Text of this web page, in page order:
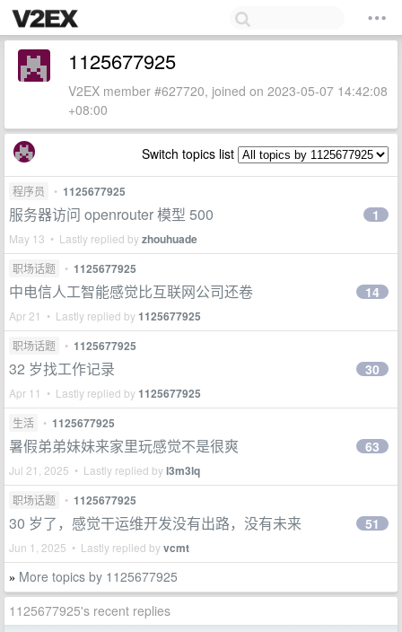
1125677925
V2EX member #627720, joined on 2023-05-07 14:42:08
+08:00
Switch topics list
程序员 • 1125677925
服务器访问 openrouter 模型 500
May 13 • Lastly replied byzhouhuade
1
职场话题 • 1125677925
中电信人工智能感觉比互联网公司还卷
Apr 21 • Lastly replied by1125677925
14
职场话题 • 1125677925
32 岁找工作记录
Apr 11 • Lastly replied by1125677925
30
生活 • 1125677925
暑假弟弟妹妹来家里玩感觉不是很爽
Jul 21, 2025 • Lastly replied byl3m3lq
63
职场话题 • 1125677925
30 岁了，感觉干运维开发没有出路，没有未来
Jun 1, 2025 • Lastly replied byvcmt
51
» More topics by 1125677925
1125677925's recent replies